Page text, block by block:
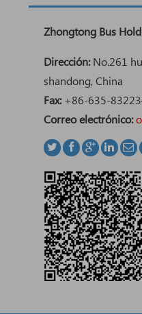
Zhongtong Bus
Dirección:No.261
shandong, China
Fax:+86-635-
Correo electrónico: